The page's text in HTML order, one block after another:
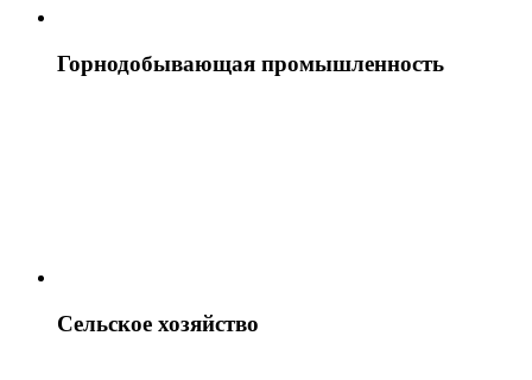
Горнодобывающая промышленность
Сельское хозяйство